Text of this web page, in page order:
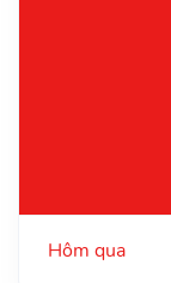
Hôm qua